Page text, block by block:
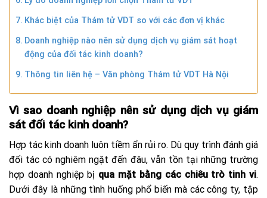
Khác biệt của Thám tử VDT so với các đơn vị khác
Doanh nghiệp nào nên sử dụng dịch vụ giám sát hoạt
động của đối tác kinh doanh?
Thông tin liên hệ – Văn phòng Thám tử VDT Hà Nội
Vì sao doanh nghiệp nên sử dụng dịch vụ giám
sát đối tác kinh doanh?
Hợp tác kinh doanh luôn tiềm ẩn rủi ro. Dù quy trình đánh giá
đối tác có nghiêm ngặt đến đâu, vẫn tồn tại những trường
hợp doanh nghiệp bị qua mặt bằng các chiêu trò tinh vi.
Dưới đây là những tình huống phổ biến mà các công ty, tập